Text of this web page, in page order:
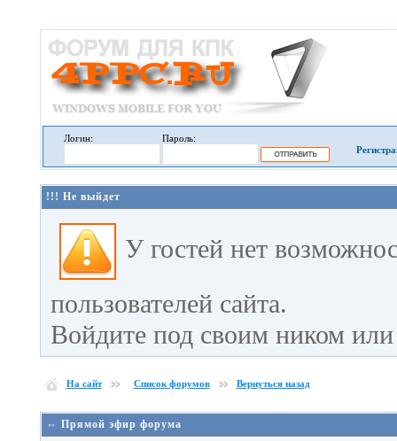
Логин:
Пароль:
!!! Не выйдет
У гостей нет
пользователей сайта.
Войдите под своим ником или
На сайт Список форумов Вернуться назад
⇔ Прямой эфир форума